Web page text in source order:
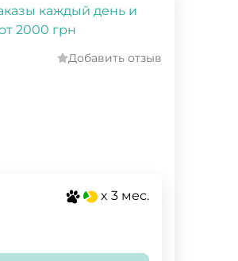
каждый день и
2000 грн
Добавить отзыв
x 3 мес.